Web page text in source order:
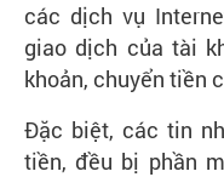
các dịch vụ
giao dịch của tài
khoản, chuyển tiền
Đặc biệt, các tin
tiền, đều bị phần